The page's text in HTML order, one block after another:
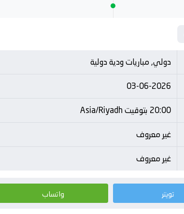
دولي, مباريات ودية دولية
03-06-2026
20:00 بتوقيت Asia/Riyadh
غير معروف
غير معروف
تويتر واتساب